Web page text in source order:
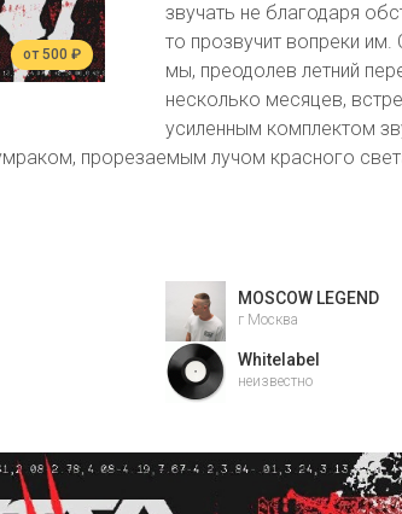
от 500 ₽
звучать не благодаря
то прозвучит вопреки им.
мы, преодолев летний
несколько месяцев,
усиленным комплектом
прорезаемым лучом красного
MOSCOW LEGEND
г Москва
Whitelabel
неизвестно